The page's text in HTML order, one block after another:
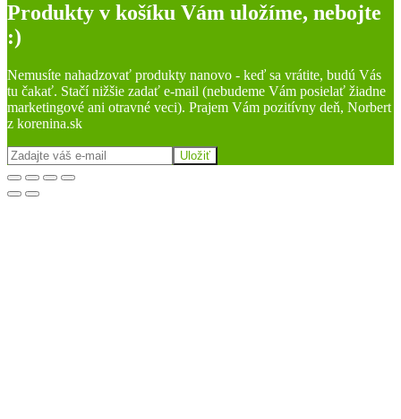
Produkty v košíku Vám uložíme, nebojte
:)
Nemusíte nahadzovať produkty nanovo - keď sa vrátite, budú Vás
tu čakať. Stačí nižšie zadať e-mail (nebudeme Vám posielať žiadne
marketingové ani otravné veci). Prajem Vám pozitívny deň, Norbert
z korenina.sk
Uložiť